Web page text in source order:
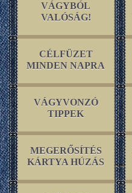
VÁGYBÓL
VALÓSÁG!
CÉLFÜZET
MINDEN NAPRA
VÁGYVONZÓ
TIPPEK
MEGERŐSÍTÉS
KÁRTYA HÚZÁS